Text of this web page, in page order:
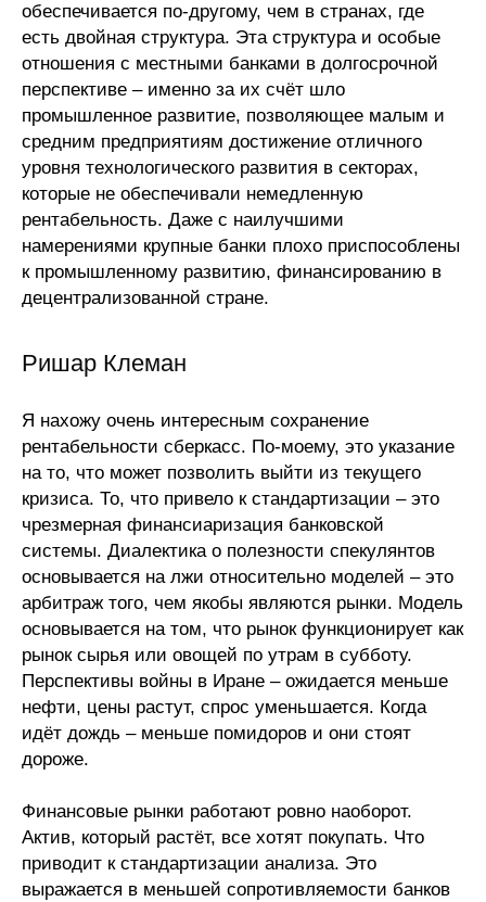
обеспечивается по-другому, чем в странах, где
есть двойная структура. Эта структура и особые
отношения с местными банками в долгосрочной
перспективе – именно за их счёт шло
промышленное развитие, позволяющее малым и
средним предприятиям достижение отличного
уровня технологического развития в секторах,
которые не обеспечивали немедленную
рентабельность. Даже с наилучшими
намерениями крупные банки плохо приспособлены
к промышленному развитию, финансированию в
децентрализованной стране.
Ришар Клеман
Я нахожу очень интересным сохранение
рентабельности сберкасс. По-моему, это указание
на то, что может позволить выйти из текущего
кризиса. То, что привело к стандартизации – это
чрезмерная финансиаризация банковской
системы. Диалектика о полезности спекулянтов
основывается на лжи относительно моделей – это
арбитраж того, чем якобы являются рынки. Модель
основывается на том, что рынок функционирует как
рынок сырья или овощей по утрам в субботу.
Перспективы войны в Иране – ожидается меньше
нефти, цены растут, спрос уменьшается. Когда
идёт дождь – меньше помидоров и они стоят
дороже.
Финансовые рынки работают ровно наоборот.
Актив, который растёт, все хотят покупать. Что
приводит к стандартизации анализа. Это
выражается в меньшей сопротивляемости банков